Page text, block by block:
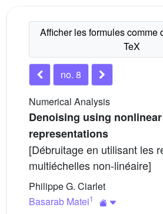
no. 8
Numerical Analysis
Denoising using
representations
[Débruitage en utilisant les
multiéchelles non-linéaire]
Philippe G. Ciarlet
Basarab Matei1